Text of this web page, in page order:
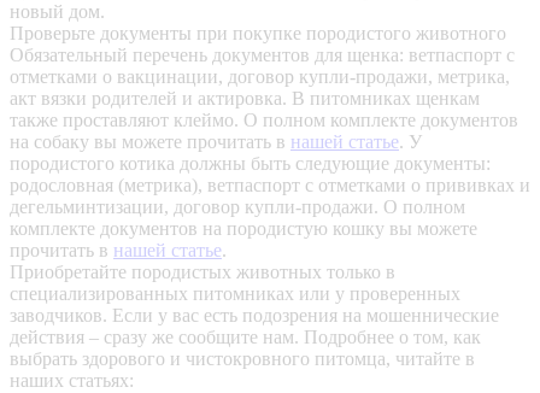
новый дом.
Проверьте документы при покупке породистого животного
Обязательный перечень документов для щенка: ветпаспорт с
отметками о вакцинации, договор купли-продажи, метрика,
акт вязки родителей и актировка. В питомниках щенкам
также проставляют клеймо. О полном комплекте документов
на собаку вы можете прочитать в нашей статье. У
породистого котика должны быть следующие документы:
родословная (метрика), ветпаспорт с отметками о прививках и
дегельминтизации, договор купли-продажи. О полном
комплекте документов на породистую кошку вы можете
прочитать в нашей статье.
Приобретайте породистых животных только в
специализированных питомниках или у проверенных
заводчиков. Если у вас есть подозрения на мошеннические
действия – сразу же сообщите нам. Подробнее о том, как
выбрать здорового и чистокровного питомца, читайте в
наших статьях: